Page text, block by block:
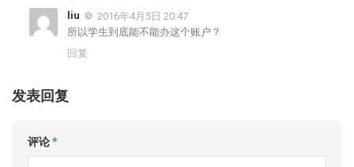
liu
2016年4月5日 20:47
所以学生到底能不能办这个账户？
回复
发表回复
评论*